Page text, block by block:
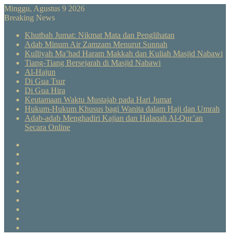
Minggu, Agustus 9 2026
Breaking News
Khutbah Jumat: Nikmat Mata dan Penglihatan
Adab Minum Air Zamzam Menurut Sunnah
Kulliyah Ma’had Haram Makkah dan Kuliah Masjid Nabawi
Tiang-Tiang Bersejarah di Masjid Nabawi
Al-Hajun
Di Gua Tsur
Di Gua Hira
Keutamaan Waktu Mustajab pada Hari Jumat
Hukum-Hukum Khusus bagi Wanita dalam Haji dan Umrah
Adab-adab Menghadiri Kajian dan Halaqah Al-Qur’an
Secara Online